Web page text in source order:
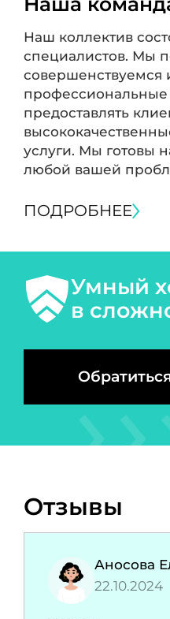
Наш коллектив
специалистов. Мы
профессиональные
предоставлять
услуги. Мы готовы
любой вашей
ПОДРОБНЕЕ
Умный
в
Отзывы
Аносова
22.10.2024